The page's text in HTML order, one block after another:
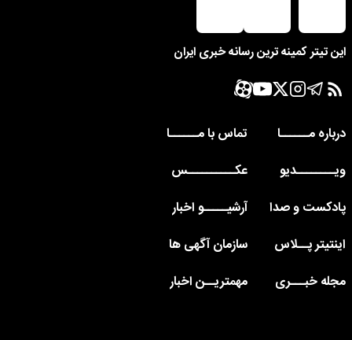
این تیتر کمینه ترین رسانه خبری ایران
درباره مــــــا
تماس با مــــــا
ویــــــــدیو
عکــــــــــس
پادکست و صدا
آرشیـــــو اخبار
اینتیتر پــلاس
سازمان آگهی ها
مجله خبـــری
مهمتریــن اخبار